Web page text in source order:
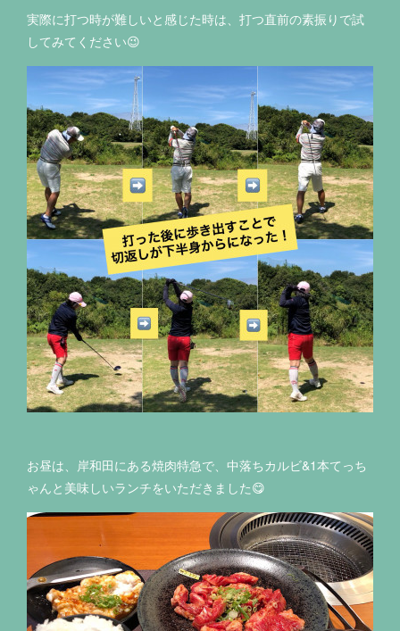
実際に打つ時が難しいと感じた時は、打つ直前の素振りで試
してみてください😉
お昼は、岸和田にある焼肉特急で、中落ちカルビ&1本てっち
ゃんと美味しいランチをいただきました😋